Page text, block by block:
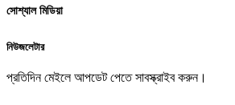
সোশ্যাল মিডিয়া
নিউজলেটার
প্রতিদিন মেইলে আপডেট পেতে সাবস্ক্রাইব করুন।